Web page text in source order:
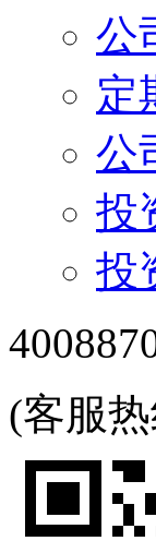
公
定
公
投
投
(客服